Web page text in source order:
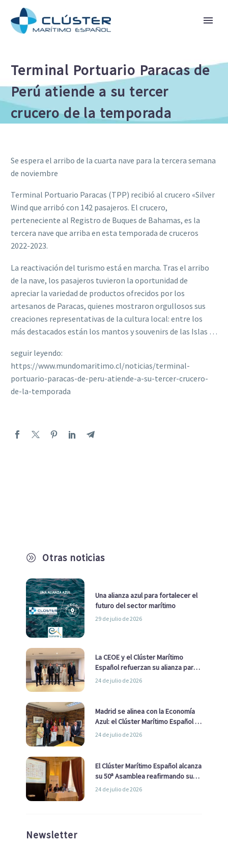
Terminal Portuario Paracas de
Perú atiende a su tercer
crucero de la temporada
A Otras noticias
Una alianza azul para fortalecer el
futuro del sector marítimo
29 de julio de 2026
La CEOE y el Clúster Marítimo
Español refuerzan su alianza para
impulsar una estrategia Nacional
24 de julio de 2026
Madrid se alinea con la Economía
Azul: el Clúster Marítimo Español y
la Real Liga Naval avanzan alianzas
24 de julio de 2026
El Clúster Marítimo Español alcanza
su 50ª Asamblea reafirmando su
liderazgo en la Economía Azul
24 de julio de 2026
Newsletter
Se espera el arribo de la cuarta nave para la tercera semana
de noviembre
Terminal Portuario Paracas (TPP) recibió al crucero «Silver
Wind que arribó con 142 pasajeros. El crucero,
perteneciente al Registro de Buques de Bahamas, es la
tercera nave que arriba en esta temporada de cruceros
2022-2023.
La reactivación del turismo está en marcha. Tras el arribo
de la nave, los pasajeros tuvieron la oportunidad de
apreciar la variedad de productos ofrecidos por los
artesanos de Paracas, quienes mostraron orgullosos sus
creaciones representativas de la cultura local: entre los
más destacados están los mantos y souvenirs de las Islas …
seguir leyendo:
https://www.mundomaritimo.cl/noticias/terminal-
portuario-paracas-de-peru-atiende-a-su-tercer-crucero-
de-la-temporada